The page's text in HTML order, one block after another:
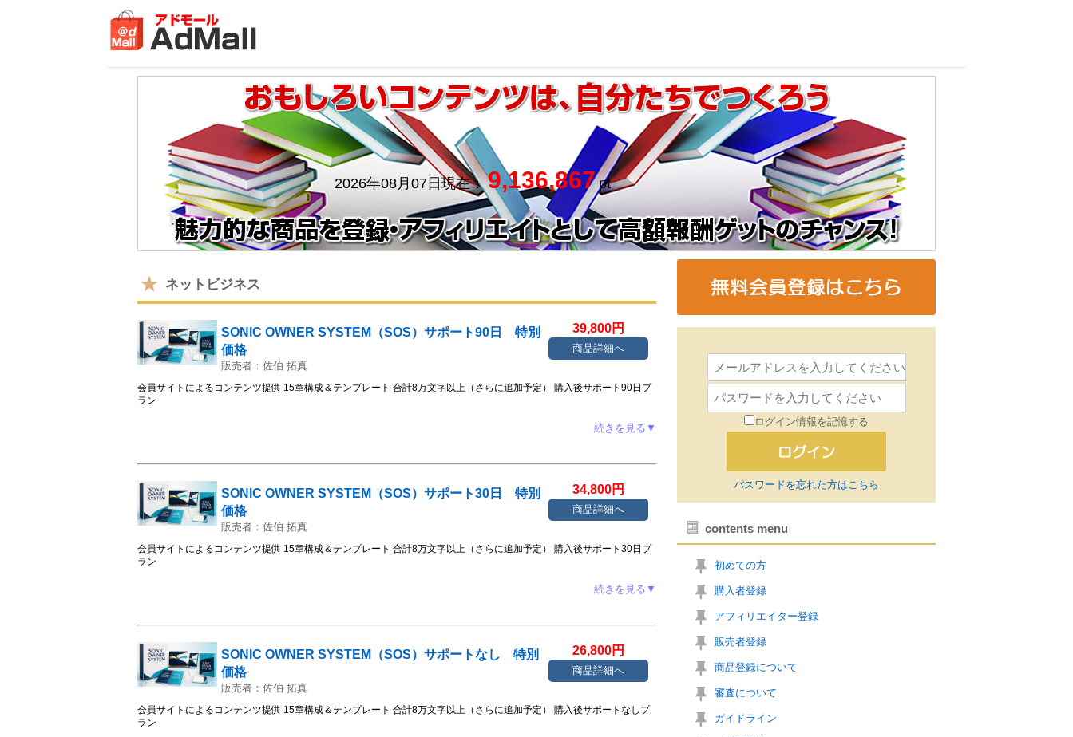
2026年08月07日現在： 9,136,867 pt
ネットビジネス
SONIC OWNER SYSTEM（SOS）サポート90日 特別
価格
販売者：佐伯 拓真
39,800円
商品詳細へ
会員サイトによるコンテンツ提供 15章構成＆テンプレート 合計8万文字以上（さらに追加予定） 購入後サポート90日プ
ラン
続きを見る▼
SONIC OWNER SYSTEM（SOS）サポート30日 特別
価格
販売者：佐伯 拓真
34,800円
商品詳細へ
会員サイトによるコンテンツ提供 15章構成＆テンプレート 合計8万文字以上（さらに追加予定） 購入後サポート30日プ
ラン
続きを見る▼
SONIC OWNER SYSTEM（SOS）サポートなし 特別
価格
販売者：佐伯 拓真
26,800円
商品詳細へ
会員サイトによるコンテンツ提供 15章構成＆テンプレート 合計8万文字以上（さらに追加予定） 購入後サポートなしプ
ラン
ログイン情報を記憶する
パスワードを忘れた方はこちら
contents menu
初めての方
購入者登録
アフィリエイター登録
販売者登録
商品登録について
審査について
ガイドライン